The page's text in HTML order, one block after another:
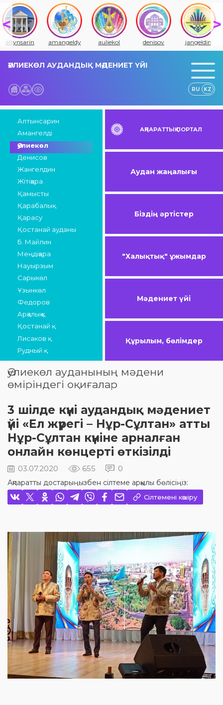
altynsarin amangeldy auliekol denisov jangeldin
ӘУЛИЕКӨЛ АУДАНДЫҚ МӘДЕНИЕТ ҮЙІ
RU KZ
Алтынсарин
Амангелді
Әулиекөл
Денисов
Жангелдин
Жітіқара
Қамысты
Қарабалық
Қарасу
Қостанай ауданы
Б. Майлин
Меңдіқара
Науырзым
Сарыкөл
Ұзынкөл
Федоров
Арқалық қ.
Қостанай қ.
Лисаков қ.
Рудный қ.
АҚПАРАТТЫҚ ПОРТАЛ
Аудан жаңалығы
Біздің әртістер
"Халықтық" ұжымдар
Мәдениет үйі
Құрылым, бөлімдер
Әулиекөл ауданының мәдени
өміріндегі оқиғалар
3 шілде күні аудандық мәдениет
үйі «Ел жүрегі – Нұр-Сұлтан» атты
Нұр-Сұлтан күніне арналған
онлайн көнцерті өткізілді
03.07.2020 655 0
Ақпаратты достарыңызбен сілтеме арқылы бөлісіңіз:
Сілтемені көшіру